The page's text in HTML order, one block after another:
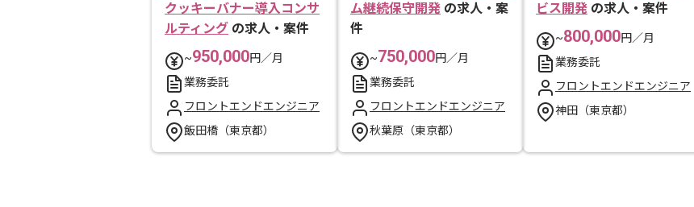
クッキーバナー導入コンサ
ルティング の求人・案件
~950,000円／月
業務委託
フロントエンドエンジニア
飯田橋（東京都）
ム継続保守開発 の求人・案
件
~750,000円／月
業務委託
フロントエンドエンジニア
秋葉原（東京都）
ビス開発 の求人・案件
~800,000円／月
業務委託
フロントエンドエンジニア
神田（東京都）